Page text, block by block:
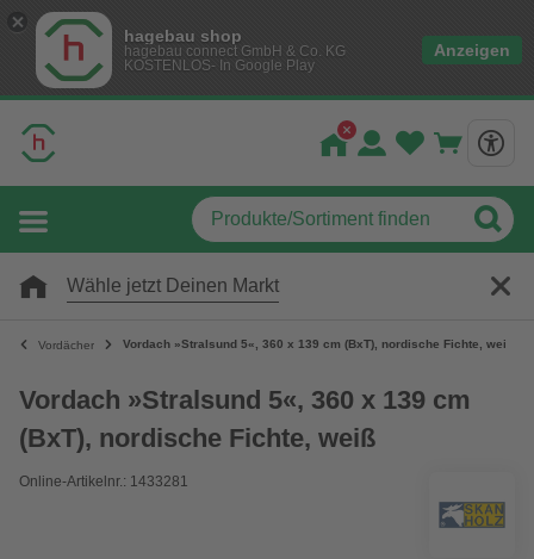
hagebau shop
hagebau connect GmbH & Co. KG
KOSTENLOS- In Google Play
Anzeigen
Wähle jetzt Deinen Markt
Vordächer Vordach »Stralsund 5«, 360 x 139 cm (BxT), nordische Fichte, weiß
Vordach »Stralsund 5«, 360 x 139 cm
(BxT), nordische Fichte, weiß
Online-Artikelnr.: 1433281